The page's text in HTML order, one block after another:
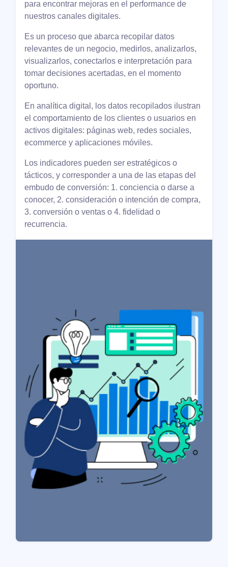
para encontrar mejoras en el performance de
nuestros canales digitales.
Es un proceso que abarca recopilar datos
relevantes de un negocio, medirlos, analizarlos,
visualizarlos, conectarlos e interpretación para
tomar decisiones acertadas, en el momento
oportuno.
En analítica digital, los datos recopilados ilustran
el comportamiento de los clientes o usuarios en
activos digitales: páginas web, redes sociales,
ecommerce y aplicaciones móviles.
Los indicadores pueden ser estratégicos o
tácticos, y corresponder a una de las etapas del
embudo de conversión: 1. conciencia o darse a
conocer, 2. consideración o intención de compra,
3. conversión o ventas o 4. fidelidad o
recurrencia.